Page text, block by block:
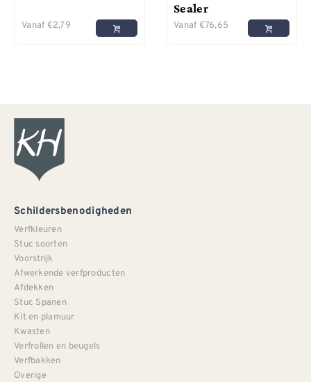
Vanaf €2,79
Sealer
Vanaf €76,65
Schildersbenodigheden
Verfkleuren
Stuc soorten
Voorstrijk
Afwerkende verfproducten
Afdekken
Stuc Spanen
Kit en plamuur
Kwasten
Verfrollen en beugels
Verfbakken
Overige